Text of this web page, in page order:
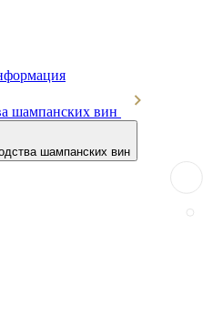
шампанских вин
шампанских вин